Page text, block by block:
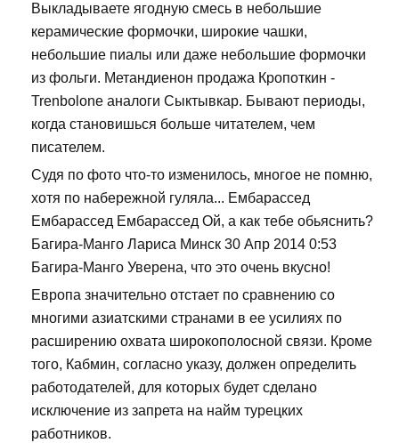
Выкладываете ягодную смесь в небольшие
керамические формочки, широкие чашки,
небольшие пиалы или даже небольшие формочки
из фольги. Метандиенон продажа Кропоткин -
Trenbolone аналоги Сыктывкар. Бывают периоды,
когда становишься больше читателем, чем
писателем.
Судя по фото что-то изменилось, многое не помню,
хотя по набережной гуляла... Ембарассед
Ембарассед Ембарассед Ой, а как тебе обьяснить?
Багира-Манго Лариса Минск 30 Апр 2014 0:53
Багира-Манго Уверена, что это очень вкусно!
Европа значительно отстает по сравнению со
многими азиатскими странами в ее усилиях по
расширению охвата широкополосной связи. Кроме
того, Кабмин, согласно указу, должен определить
работодателей, для которых будет сделано
исключение из запрета на найм турецких
работников.